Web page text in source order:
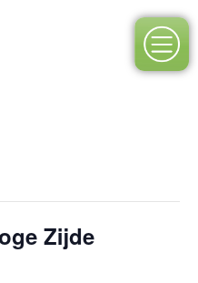
Zijde